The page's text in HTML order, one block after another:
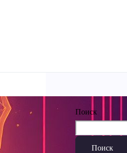
Поиск
Поиск